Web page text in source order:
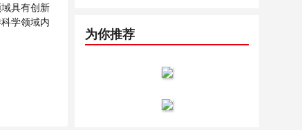
具有创新
学领域内
为你推荐